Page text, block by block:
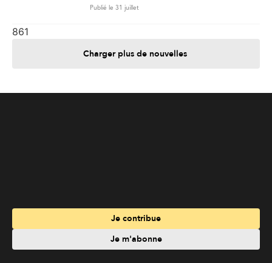
Publié le 31 juillet
861
Charger plus de nouvelles
Informations